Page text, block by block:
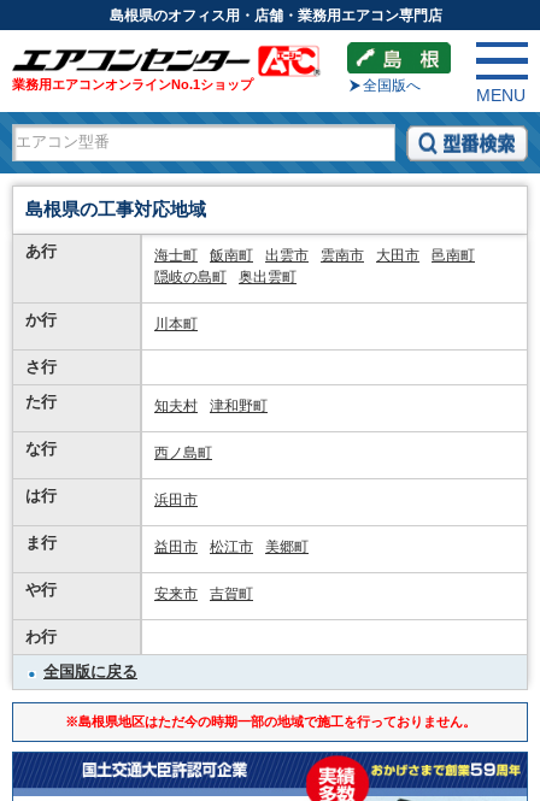
島根県のオフィス用・店舗・業務用エアコン専門店
業務用エアコンオンラインNo.1ショップ 全国版へ
MENU
※島根県地区はただ今の時期一部の地域で施工を行っておりません。
島根県の工事対応地域
あ行 海士町 飯南町 出雲市 雲南市 大田市
邑南町
隠岐の島町
奥出雲町
か行 川本町
さ行
た行
知夫村 津和野町
な行 西ノ島町
は行 浜田市
ま行 益田市 松江市 美郷町
や行 安来市 吉賀町
わ行
全国版に戻る